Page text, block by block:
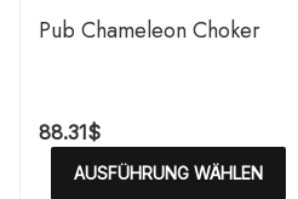
Pub Chameleon Choker
88.31$
AUSFÜHRUNG WÄHLEN